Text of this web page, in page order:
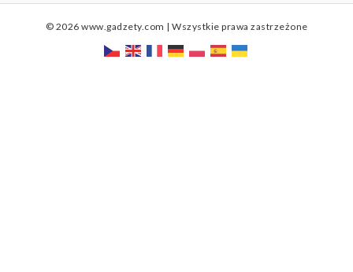
© 2026 www.gadzety.com | Wszystkie prawa zastrzeżone